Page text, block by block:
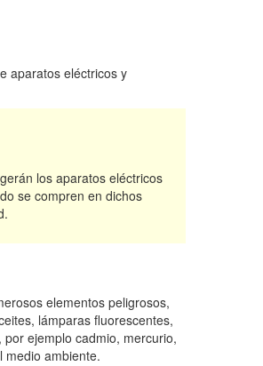
aparatos eléctricos y
los aparatos eléctricos
se compren en dichos
elementos peligrosos,
lámparas fluorescentes,
ejemplo cadmio, mercurio,
medio ambiente.